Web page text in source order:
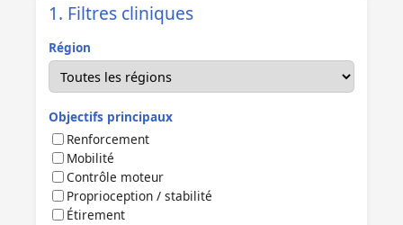
1. Filtres cliniques
Région
Objectifs principaux
Renforcement
Mobilité
Contrôle moteur
Proprioception / stabilité
Étirement